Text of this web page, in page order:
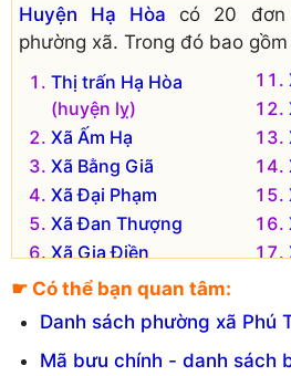
Huyện Hạ Hòa có 20 đơn
phường xã. Trong đó bao
Thị trấn Hạ Hòa
(huyện lỵ)
Xã Ấm Hạ
Xã Bằng Giã
Xã Đại Phạm
Xã Đan Thượng
Xã Gia Điền
Xã Hà Lương
Xã Hiền Lương
Xã Hương Xạ
Xã Lang Sơn
☛ Có thể bạn quan tâm:
Danh sách phường xã Phú
Mã bưu chính - danh sách